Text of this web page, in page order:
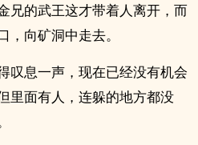
兄的武王这才带着人离开，而
向矿洞中走去。
叹息一声，现在已经没有机会
里面有人，连躲的地方都没